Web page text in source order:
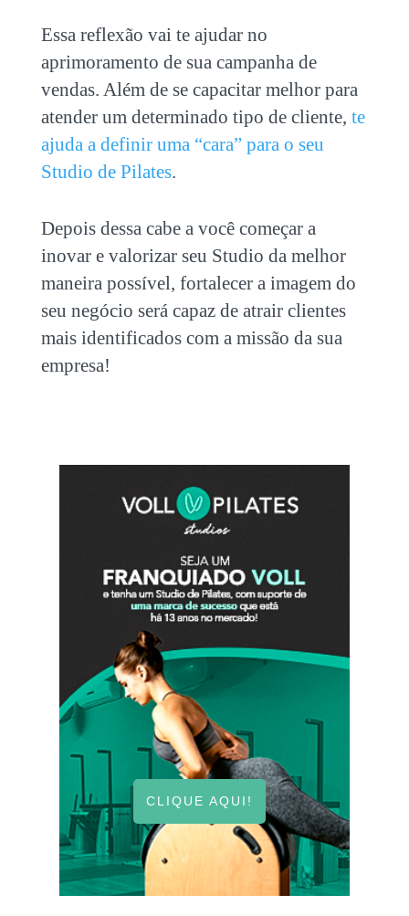
Essa reflexão vai te ajudar no
aprimoramento de sua campanha de
vendas. Além de se capacitar melhor para
atender um determinado tipo de cliente, te
ajuda a definir uma “cara” para o seu
Studio de Pilates.
Depois dessa cabe a você começar a
inovar e valorizar seu Studio da melhor
maneira possível, fortalecer a imagem do
seu negócio será capaz de atrair clientes
mais identificados com a missão da sua
empresa!
CLIQUE AQUI!